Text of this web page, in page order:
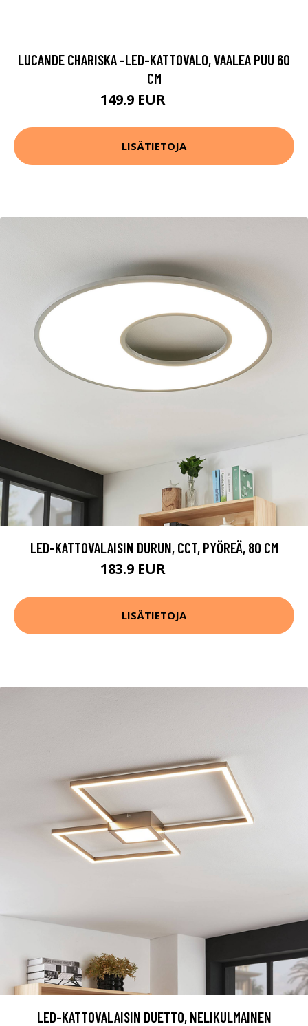
LUCANDE CHARISKA -LED-KATTOVALO, VAALEA PUU 60
CM
149.9 EUR
LISÄTIETOJA
LED-KATTOVALAISIN DURUN, CCT, PYÖREÄ, 80 CM
183.9 EUR
LISÄTIETOJA
LED-KATTOVALAISIN DUETTO, NELIKULMAINEN